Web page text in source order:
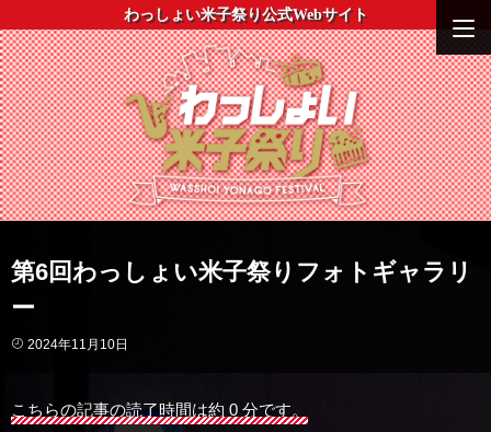
わっしょい米子祭り公式Webサイト
第6回わっしょい米子祭りフォトギャラリ
ー
2024年11月10日
こちらの記事の読了時間は約 0 分です。